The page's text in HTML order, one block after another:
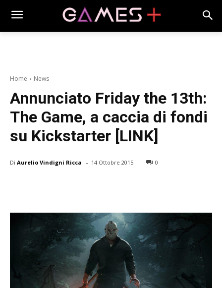
Home News
Annunciato Friday the 13th:
The Game, a caccia di fondi
su Kickstarter [LINK]
Di Aurelio Vindigni Ricca - 14 Ottobre 2015 0